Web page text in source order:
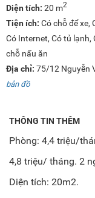
Diện tích: 20 m2
Tiện ích: Có chỗ để xe,
Có Internet, Có tủ lạnh,
chỗ nấu ăn
Địa chỉ: 75/12 Nguyễn
bản đồ
THÔNG TIN THÊM
Phòng: 4,4 triệu/
4,8 triệu/ tháng. 2
Diện tích: 20m2.